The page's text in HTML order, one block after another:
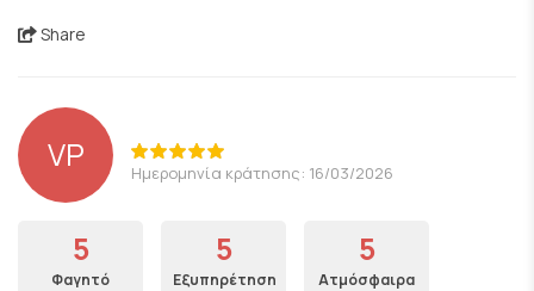
Share
VP Ημερομηνία κράτησης: 16/03/2026
5
Φαγητό
5
Εξυπηρέτηση
5
Ατμόσφαιρα